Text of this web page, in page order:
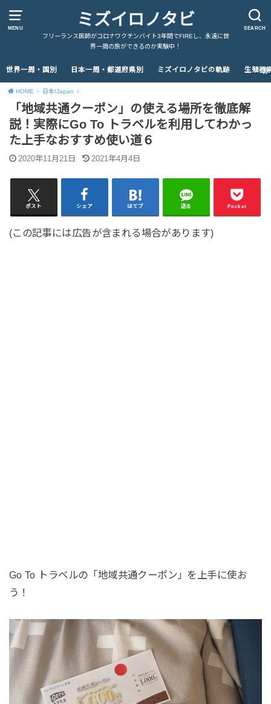
MENU SEARCH
ミズイロノタビ
フリーランス医師がコロナワクチンバイト3年間でFIREし、永遠に世
界一周の旅ができるのか実験中！
世界一周・国別 日本一周・都道府県別 ミズイロノタビの軌跡 生殖器
HOME 日本/Japan
「地域共通クーポン」の使える場所を徹底解
説！実際にGo To トラベルを利用してわかっ
た上手なおすすめ使い道６
2020年11月21日 2021年4月4日
ポスト シェア はてブ 送る Pocket
(この記事には広告が含まれる場合があります)
Go To トラベルの「地域共通クーポン」を上手に使お
う！